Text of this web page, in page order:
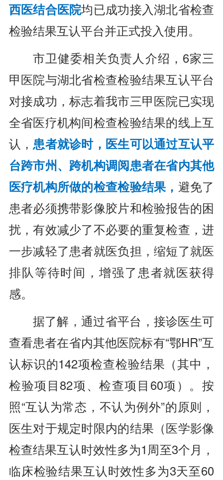
西医结合医院均已成功接入湖北省检查
检验结果互认平台并正式投入使用。
市卫健委相关负责人介绍，6家三
甲医院与湖北省检查检验结果互认平台
对接成功，标志着我市三甲医院已实现
全省医疗机构间检查检验结果的线上互
认， 患者就诊时，医生可以通过互认平
台跨市州、跨机构调阅患者在省内其他
医疗机构所做的检查检验结果， 避免了
患者必须携带影像胶片和检验报告的困
扰，有效减少了不必要的重复检查，进
一步减轻了患者就医负担，缩短了就医
排队等待时间，增强了患者就医获得
感。
据了解，通过省平台，接诊医生可
查看患者在省内其他医院标有“鄂HR”互
认标识的142项检查检验结果（其中，
检验项目82项、检查项目60项）。按
照“互认为常态，不认为例外”的原则，
医生对于规定时限内的结果（医学影像
检查结果互认时效性多为1周至3个月，
临床检验结果互认时效性多为3天至60